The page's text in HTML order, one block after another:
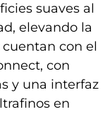
suaves al
elevando la
con el
con
y una interfaz
en